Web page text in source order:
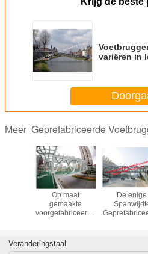
variëren in
Meer Geprefabriceerde
Op maat
gemaakte
voorgefabriceerde
De enige
Weg van
Veranderingstaal